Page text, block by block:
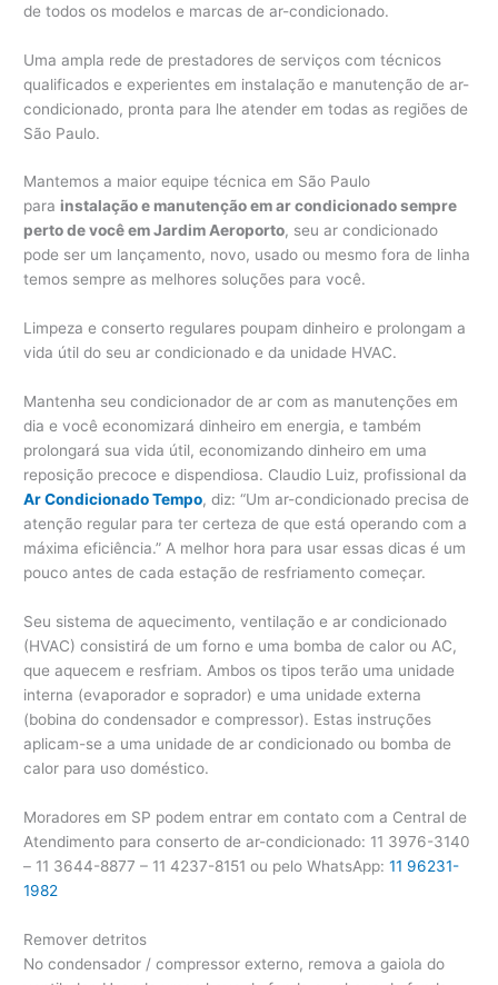
de todos os modelos e marcas de ar-condicionado.
Uma ampla rede de prestadores de serviços com técnicos
qualificados e experientes em instalação e manutenção de ar-
condicionado, pronta para lhe atender em todas as regiões de
São Paulo.
Mantemos a maior equipe técnica em São Paulo
para instalação e manutenção em ar condicionado sempre
perto de você em Jardim Aeroporto, seu ar condicionado
pode ser um lançamento, novo, usado ou mesmo fora de linha
temos sempre as melhores soluções para você.
Limpeza e conserto regulares poupam dinheiro e prolongam a
vida útil do seu ar condicionado e da unidade HVAC.
Mantenha seu condicionador de ar com as manutenções em
dia e você economizará dinheiro em energia, e também
prolongará sua vida útil, economizando dinheiro em uma
reposição precoce e dispendiosa. Claudio Luiz, profissional da
Ar Condicionado Tempo, diz: “Um ar-condicionado precisa de
atenção regular para ter certeza de que está operando com a
máxima eficiência.” A melhor hora para usar essas dicas é um
pouco antes de cada estação de resfriamento começar.
Seu sistema de aquecimento, ventilação e ar condicionado
(HVAC) consistirá de um forno e uma bomba de calor ou AC,
que aquecem e resfriam. Ambos os tipos terão uma unidade
interna (evaporador e soprador) e uma unidade externa
(bobina do condensador e compressor). Estas instruções
aplicam-se a uma unidade de ar condicionado ou bomba de
calor para uso doméstico.
Moradores em SP podem entrar em contato com a Central de
Atendimento para conserto de ar-condicionado: 11 3976-3140
– 11 3644-8877 – 11 4237-8151 ou pelo WhatsApp:11 96231-
1982
Remover detritos
No condensador / compressor externo, remova a gaiola do